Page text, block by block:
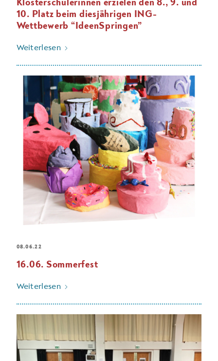
10. Platz beim diesjährigen ING-
Wettbewerb “IdeenSpringen”
Weiterlesen
08.06.22
16.06. Sommerfest
Weiterlesen